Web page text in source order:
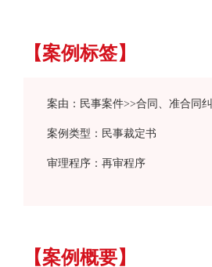
【案例标签】
案由：民事案件>>合同、准合同
案例类型：民事裁定书
审理程序：再审程序
【案例概要】